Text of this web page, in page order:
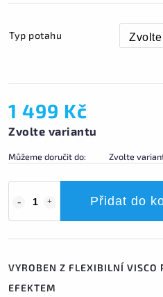
Typ potahu
1 499 Kč
Zvolte variantu
Můžeme doručit do: Zvolte
Přidat do
VYROBEN Z FLEXIBILNÍ VISCO
EFEKTEM